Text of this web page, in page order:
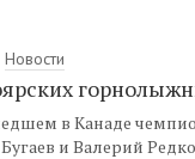
Новости
в Канаде
и Валерий